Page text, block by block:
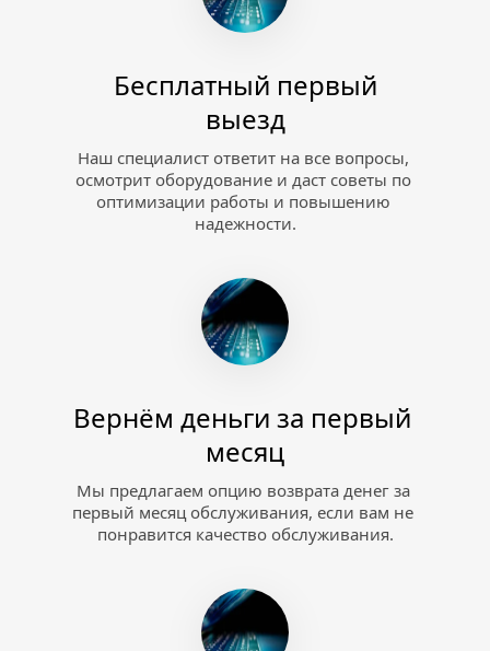
Бесплатный первый
выезд
Наш специалист ответит на все вопросы,
осмотрит оборудование и даст советы по
оптимизации работы и повышению
надежности.
Вернём деньги за первый
месяц
Мы предлагаем опцию возврата денег за
первый месяц обслуживания, если вам не
понравится качество обслуживания.